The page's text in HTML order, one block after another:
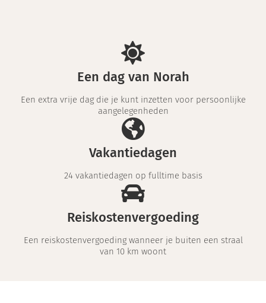
Een dag van Norah
Een extra vrije dag die je kunt inzetten voor persoonlijke
aangelegenheden
Vakantiedagen
24 vakantiedagen op fulltime basis
Reiskostenvergoeding
Een reiskostenvergoeding wanneer je buiten een straal
van 10 km woont